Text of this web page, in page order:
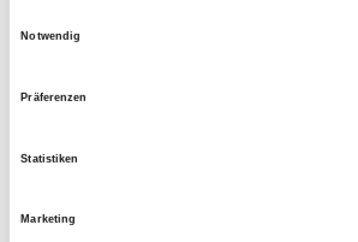
Notwendig
Präferenzen
Statistiken
Marketing
0157 37289656
E-Mail:
Homepage: